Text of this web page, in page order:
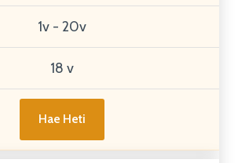
1v - 20v
18 v
Hae Heti